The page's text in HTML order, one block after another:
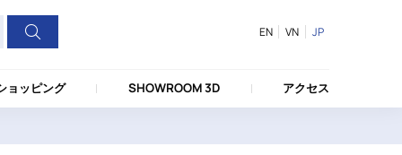
EN VN JP
ョッピング SHOWROOM 3D アクセス